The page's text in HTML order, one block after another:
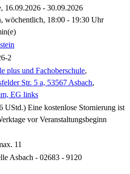
16.09.2026 - 30.09.2026
wöchentlich, 18:00 - 19:30 Uhr
2
plus und Fachoberschule,
Str. 5 a, 53567 Asbach,
EG links
UStd.) Eine kostenlose Stornierung ist
vor Veranstaltungsbeginn
11
Asbach - 02683 - 9120